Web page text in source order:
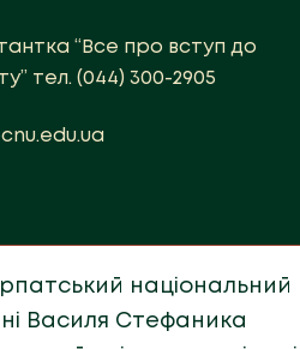
“Все про вступ до
тел. (044) 300-2905
національний
Василя Стефаника